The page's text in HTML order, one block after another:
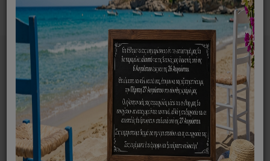
Ανταλλακτικά ηλεκτρικών συσκευών MENU
Home
Σκούπα
Original Σακούλες Σκούπας Singer VC
2410,VC230,VC2540,VC2345